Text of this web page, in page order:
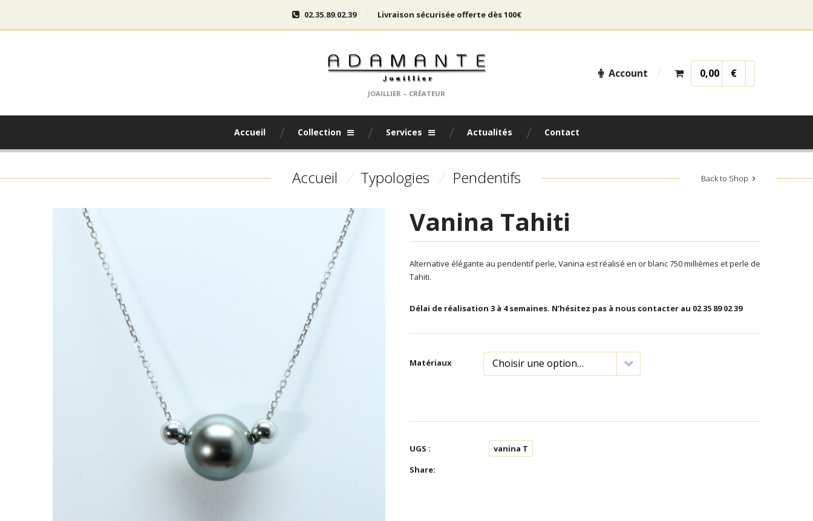
02.35.89.02.39 Livraison sécurisée offerte dès 100€
JOAILLIER – CRÉATEUR
Account 0,00 €
Accueil Collection Services Actualités Contact
Accueil / Typologies / Pendentifs Back to Shop
Vanina Tahiti
Alternative élégante au pendentif perle, Vanina est réalisé en or blanc 750 millièmes et perle de
Tahiti.
Délai de réalisation 3 à 4 semaines. N’hésitez pas à nous contacter au 02 35 89 02 39
Matériaux Choisir une option…
UGS :
vanina T
Share: